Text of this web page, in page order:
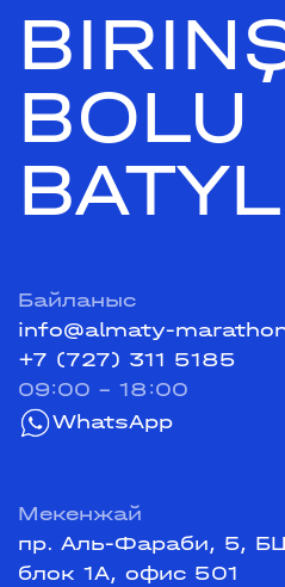
BOLU
Байланыс
info@almaty-
+7 (727) 311 5185
09:00 - 18:00
WhatsApp
Мекенжай
пр. Аль-Фараби, 5,
блок 1А, офис 501